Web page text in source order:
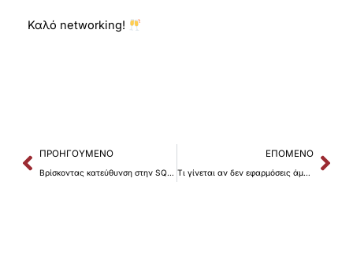
Καλό networking!
Prev
ΠΡΟΗΓΟΎΜΕΝΟ
Βρίσκοντας κατεύθυνση στην SQL: Η ιστορία της Ιωάννας Δελεμήση
ΕΠΌΜΕΝΟ
Τι γίνεται αν δεν εφαρμόσεις άμεσα τις γνώσεις σου;